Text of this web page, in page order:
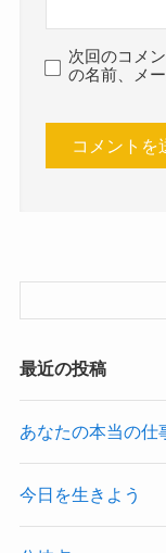
次回のコメ
の名前、メ
最近の投稿
あなたの本当の仕
今日を生きよう